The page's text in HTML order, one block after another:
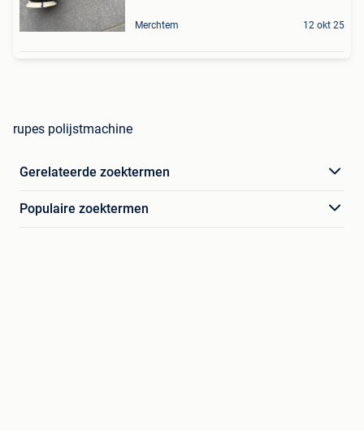
Merchtem 12 okt 25
rupes polijstmachine
Gerelateerde zoektermen
Populaire zoektermen